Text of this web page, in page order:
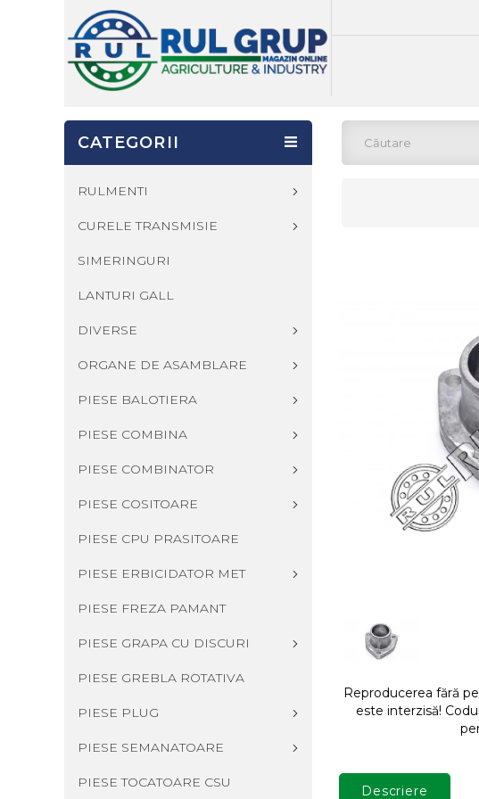
CATEGORII
RULMENTI
CURELE TRANSMISIE
SIMERINGURI
LANTURI GALL
DIVERSE
ORGANE DE ASAMBLARE
PIESE BALOTIERA
PIESE COMBINA
PIESE COMBINATOR
PIESE COSITOARE
PIESE CPU PRASITOARE
PIESE ERBICIDATOR MET
PIESE FREZA PAMANT
PIESE GRAPA CU DISCURI
PIESE GREBLA ROTATIVA
PIESE PLUG
PIESE SEMANATOARE
PIESE TOCATOARE CSU
Reproducerea fără
este interzisă!
Descriere